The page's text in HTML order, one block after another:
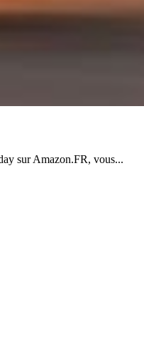
sur Amazon.FR, vous...